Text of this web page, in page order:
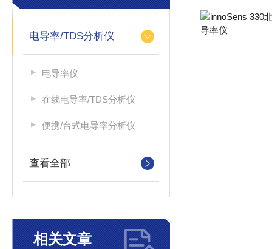
电导率/TDS分析仪
电导率仪
在线电导率/TDS分析仪
便携/台式电导率分析仪
查看全部
相关文章